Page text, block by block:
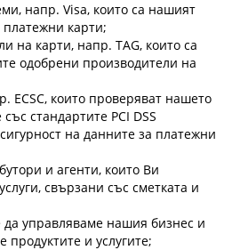
напр. Visa, които са нашият
платежни карти;
на карти, напр. TAG, които са
одобрени производители на
ECSC, които проверяват нашето
стандартите PCI DSS
на данните за платежни
и агенти, които Ви
свързани със сметката и
да управляваме нашия бизнес и
продуктите и услугите;